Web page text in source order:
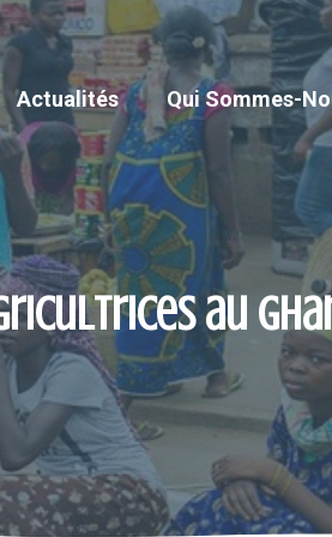
Actualités Qui Sommes-
au